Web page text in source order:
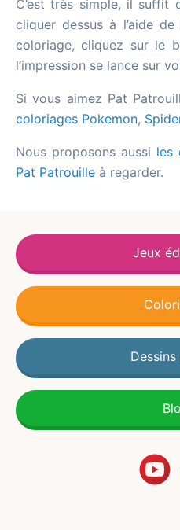
C’est très simple, il suffit
cliquer dessus à l’aide
coloriage, cliquez sur le
l’impression se lance sur
Si vous aimez Pat
coloriages Pokemon,
Nous proposons aussi les
Pat Patrouille à regarder.
Jeux